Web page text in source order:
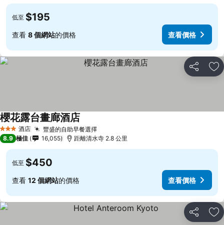
低至 $195
查看 8 個網站的價格 查看價格
分享 放
3 星級 酒店 豐盛的自助早餐選擇
櫻花露台畫廊酒店
8.9 極佳 16,055 距離清水寺 2.8 公里
低至 $450
查看 12 個網站的價格 查看價格
分享 放